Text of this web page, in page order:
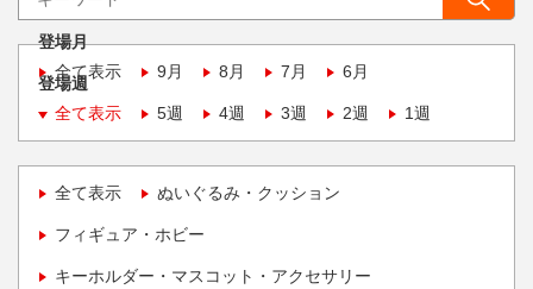
登場月
全て表示
9月 8月 7月 6月
登場週
全て表示
5週 4週 3週 2週 1週
全て表示 ぬいぐるみ・クッション
フィギュア・ホビー
キーホルダー・マスコット・アクセサリー